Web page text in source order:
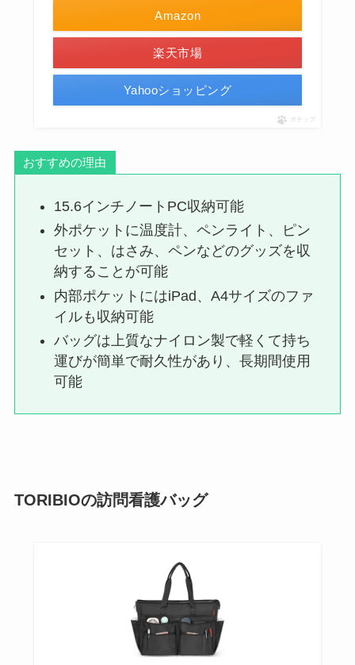
Amazon
楽天市場
Yahooショッピング
ポチップ
おすすめの理由
15.6インチノートPC収納可能
外ポケットに温度計、ペンライト、ピン
セット、はさみ、ペンなどのグッズを収
納することが可能
内部ポケットにはiPad、A4サイズのファ
イルも収納可能
バッグは上質なナイロン製で軽くて持ち
運びが簡単で耐久性があり、長期間使用
可能
TORIBIOの訪問看護バッグ